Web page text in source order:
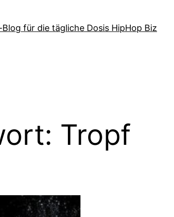
für die tägliche Dosis HipHop Biz
Tropf